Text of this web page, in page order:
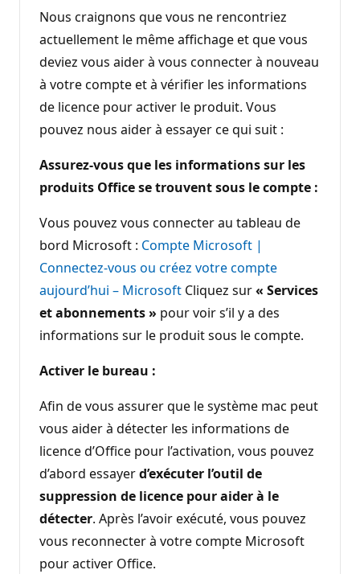
Nous craignons que vous ne rencontriez
actuellement le même affichage et que vous
deviez vous aider à vous connecter à nouveau
à votre compte et à vérifier les informations
de licence pour activer le produit. Vous
pouvez nous aider à essayer ce qui suit :
Assurez-vous que les informations sur les
produits Office se trouvent sous le compte :
Vous pouvez vous connecter au tableau de
bord Microsoft : Compte Microsoft |
Connectez-vous ou créez votre compte
aujourd’hui – Microsoft Cliquez sur« Services
et abonnements » pour voir s’il y a des
informations sur le produit sous le compte.
Activer le bureau :
Afin de vous assurer que le système mac peut
vous aider à détecter les informations de
licence d’Office pour l’activation, vous pouvez
d’abord essayerd’exécuter l’outil de
suppression de licence pour aider à le
détecter. Après l’avoir exécuté, vous pouvez
vous reconnecter à votre compte Microsoft
pour activer Office.